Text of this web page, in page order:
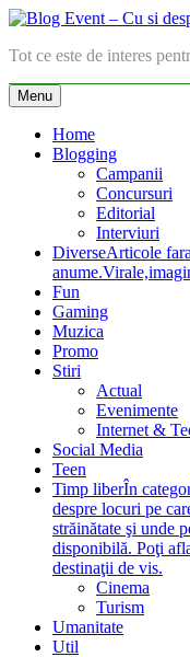
Skip
content
Blog Event – Cu si
Tot ce este de interes
Menu
Home
Blogging
Campanii
Concursuri
Editorial
Interviuri
DiverseArticole
Fun
Gaming
Muzica
Promo
Stiri
Actual
Evenimente
Internet &
Social Media
Teen
Timp liberÎn
despre locuri pe
străinătate şi unde
disponibilă. Poţi
destinaţii de vis.
Cinema
Turism
Umanitate
Util